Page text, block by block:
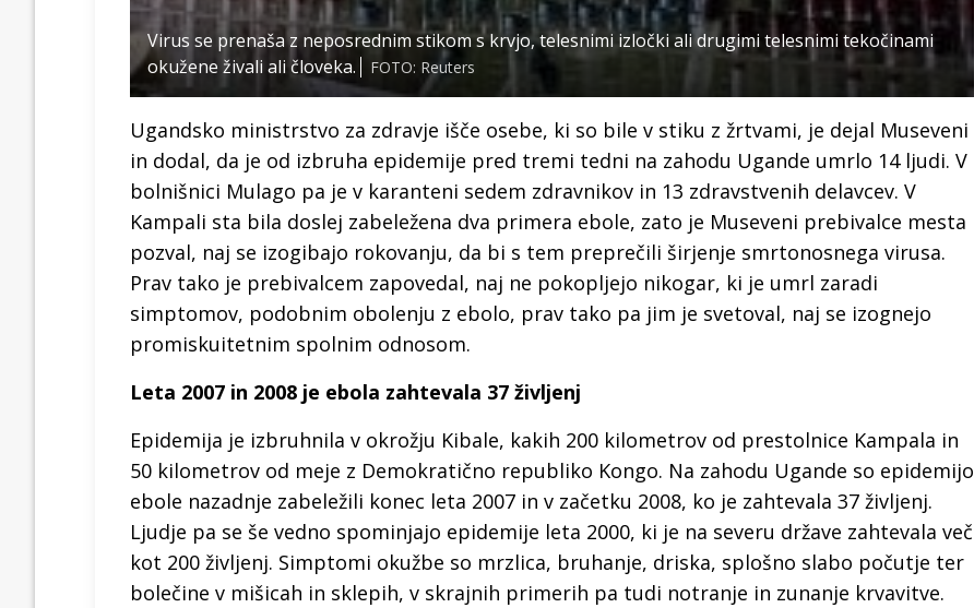
Virus se prenaša z neposrednim stikom s krvjo, telesnimi izločki ali drugimi telesnimi tekočinami
okužene živali ali človeka.
FOTO: Reuters
Ugandsko ministrstvo za zdravje išče osebe, ki so bile v stiku z žrtvami, je dejal Museveni
in dodal, da je od izbruha epidemije pred tremi tedni na zahodu Ugande umrlo 14 ljudi. V
bolnišnici Mulago pa je v karanteni sedem zdravnikov in 13 zdravstvenih delavcev. V
Kampali sta bila doslej zabeležena dva primera ebole, zato je Museveni prebivalce mesta
pozval, naj se izogibajo rokovanju, da bi s tem preprečili širjenje smrtonosnega virusa.
Prav tako je prebivalcem zapovedal, naj ne pokopljejo nikogar, ki je umrl zaradi
simptomov, podobnim obolenju z ebolo, prav tako pa jim je svetoval, naj se izognejo
promiskuitetnim spolnim odnosom.
Leta 2007 in 2008 je ebola zahtevala 37 življenj
Epidemija je izbruhnila v okrožju Kibale, kakih 200 kilometrov od prestolnice Kampala in
50 kilometrov od meje z Demokratično republiko Kongo. Na zahodu Ugande so epidemijo
ebole nazadnje zabeležili konec leta 2007 in v začetku 2008, ko je zahtevala 37 življenj.
Ljudje pa se še vedno spominjajo epidemije leta 2000, ki je na severu države zahtevala več
kot 200 življenj. Simptomi okužbe so mrzlica, bruhanje, driska, splošno slabo počutje ter
bolečine v mišicah in sklepih, v skrajnih primerih pa tudi notranje in zunanje krvavitve.